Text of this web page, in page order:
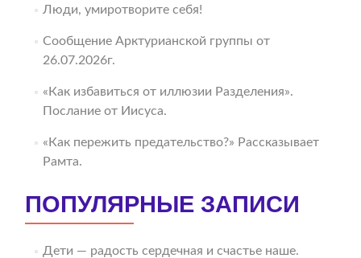
Люди, умиротворите себя!
Сообщение Арктурианской группы от
26.07.2026г.
«Как избавиться от иллюзии Разделения».
Послание от Иисуса.
«Как пережить предательство?» Рассказывает
Рамта.
ПОПУЛЯРНЫЕ ЗАПИСИ
Дети — радость сердечная и счастье наше.